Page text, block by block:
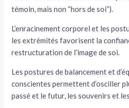
témoin, mais non “hors de soi”).
L’enracinement corporel et les
les extrémités favorisent la
restructuration de l’image de soi.
Les postures de balancement et
conscientes permettent d’osciller
passé et le futur, les souvenirs et